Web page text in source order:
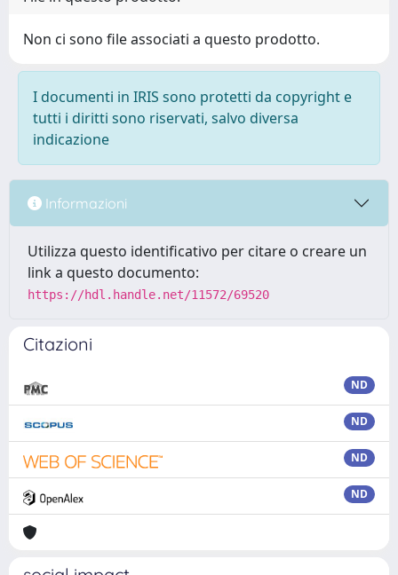
Non ci sono file associati a questo prodotto.
I documenti in IRIS sono protetti da copyright e
tutti i diritti sono riservati, salvo diversa
indicazione
Informazioni
Utilizza questo identificativo per citare o creare un
link a questo documento:
https://hdl.handle.net/11572/69520
Citazioni
ND
ND
ND
ND